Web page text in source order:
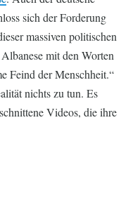
sich der Forderung
massiven politischen
mit den Worten
Feind der Menschheit.“
nichts zu tun. Es
Videos, die ihre